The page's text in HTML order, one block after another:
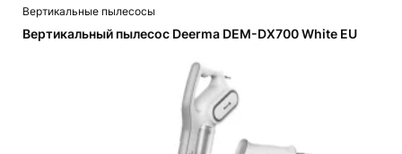
Вертикальные пылесосы
Вертикальный пылесос Deerma DEM-DX700 White EU